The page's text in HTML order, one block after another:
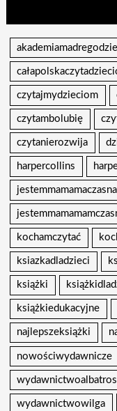
czytajmydzieciom
czytambolubię
czytanierozwija
harpercollins
kochamczytać
ksiazkadladzieci
książki
książkiedukacyjne
najlepszeksiążki
nowościwydawnicze
wydawnictwoalbatros
wydawnictwowilga